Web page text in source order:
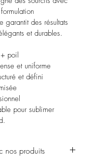
garantit des résultats
et durables.
poil
et uniforme
et défini
pour sublimer
nos produits